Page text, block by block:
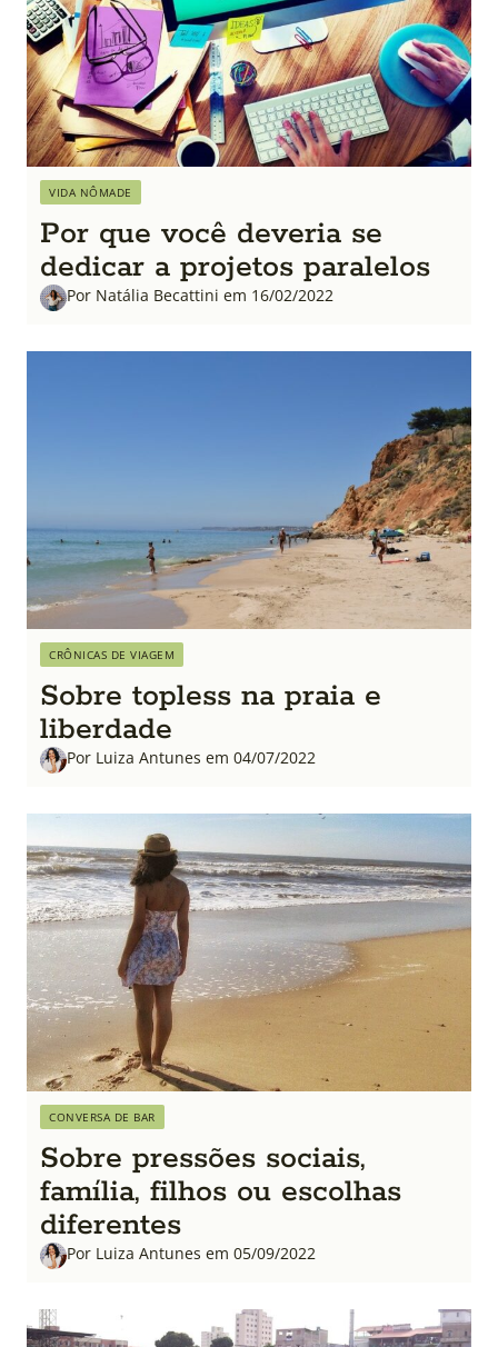
VIDA NÔMADE
Por que você deveria se
dedicar a projetos paralelos
Por Natália Becattini em 16/02/2022
CRÔNICAS DE VIAGEM
Sobre topless na praia e
liberdade
Por Luiza Antunes em 04/07/2022
CONVERSA DE BAR
Sobre pressões sociais,
família, filhos ou escolhas
diferentes
Por Luiza Antunes em 05/09/2022